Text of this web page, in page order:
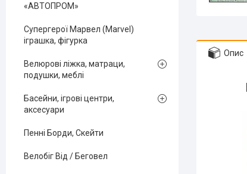
Опис
«АВТОПРОМ»
Супергерої Марвел (Marvel)
іграшка, фігурка
Велюрові ліжка, матраци,
подушки, меблі
Басейни, ігрові центри,
аксесуари
Пенні Борди, Скейти
Велобіг Від / Беговел